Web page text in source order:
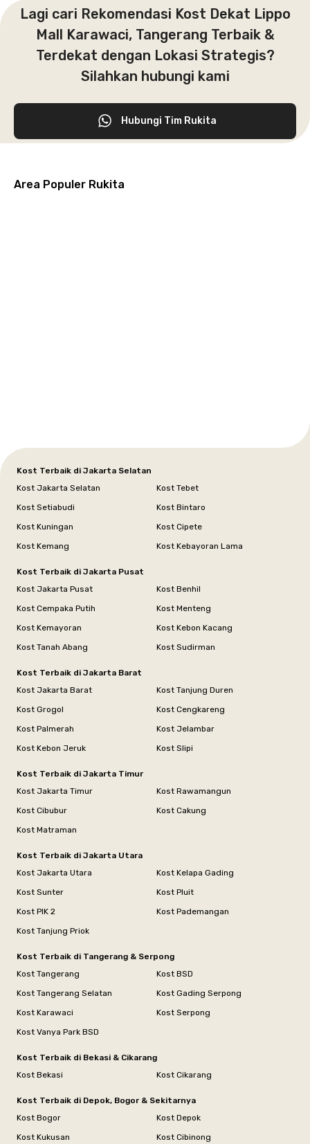
Lagi cari Rekomendasi Kost Dekat Lippo
Mall Karawaci, Tangerang Terbaik &
Terdekat dengan Lokasi Strategis?
Silahkan hubungi kami
Hubungi Tim Rukita
Area Populer Rukita
Kost Terbaik di Jakarta Selatan
Kost Jakarta Selatan
Kost Tebet
Kost Setiabudi
Kost Bintaro
Kost Kuningan
Kost Cipete
Kost Kemang
Kost Kebayoran Lama
Kost Terbaik di Jakarta Pusat
Kost Jakarta Pusat
Kost Benhil
Kost Cempaka Putih
Kost Menteng
Kost Kemayoran
Kost Kebon Kacang
Kost Tanah Abang
Kost Sudirman
Kost Terbaik di Jakarta Barat
Kost Jakarta Barat
Kost Tanjung Duren
Kost Grogol
Kost Cengkareng
Kost Palmerah
Kost Jelambar
Kost Kebon Jeruk
Kost Slipi
Kost Terbaik di Jakarta Timur
Kost Jakarta Timur
Kost Rawamangun
Kost Cibubur
Kost Cakung
Kost Matraman
Kost Terbaik di Jakarta Utara
Kost Jakarta Utara
Kost Kelapa Gading
Kost Sunter
Kost Pluit
Kost PIK 2
Kost Pademangan
Kost Tanjung Priok
Kost Terbaik di Tangerang & Serpong
Kost Tangerang
Kost BSD
Kost Tangerang Selatan
Kost Gading Serpong
Kost Karawaci
Kost Serpong
Kost Vanya Park BSD
Kost Terbaik di Bekasi & Cikarang
Kost Bekasi
Kost Cikarang
Kost Terbaik di Depok, Bogor & Sekitarnya
Kost Bogor
Kost Depok
Kost Kukusan
Kost Cibinong